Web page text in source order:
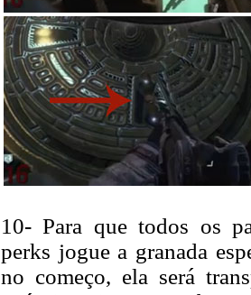
10- Para que todos os
perks jogue a granada
no começo, ela será